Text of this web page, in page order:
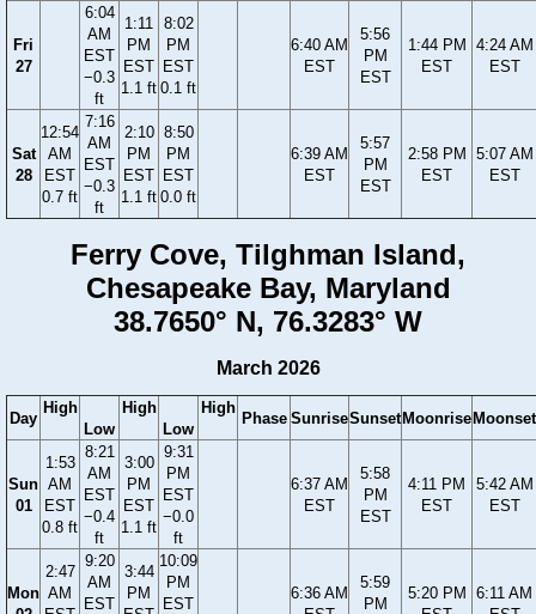
Fri
27
6:04
AM
EST
−0.3
ft
1:11
PM
EST
1.1 ft
8:02
PM
EST
0.1 ft
6:40 AM
EST
5:56
PM
EST
1:44 PM
EST
4:24 AM
EST
Sat
28
12:54
AM
EST
0.7 ft
7:16
AM
EST
−0.3
ft
2:10
PM
EST
1.1 ft
8:50
PM
EST
0.0 ft
6:39 AM
EST
5:57
PM
EST
2:58 PM
EST
5:07 AM
EST
Ferry Cove, Tilghman Island,
Chesapeake Bay, Maryland
38.7650° N, 76.3283° W
March 2026
Day
High
Low
High
Low
High
Phase SunriseSunset Moonrise Moonset
Sun
01
1:53
AM
EST
0.8 ft
8:21
AM
EST
−0.4
ft
3:00
PM
EST
1.1 ft
9:31
PM
EST
−0.0
ft
6:37 AM
EST
5:58
PM
EST
4:11 PM
EST
5:42 AM
EST
Mon
2:47
AM
9:20
AM
EST
3:44
PM
10:09
PM
EST
6:36 AM
5:59
PM
5:20 PM
6:11 AM